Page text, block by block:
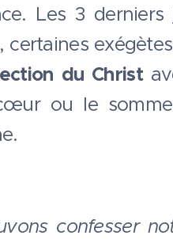
Les 3
certaines
du Christ
ou le
confesser